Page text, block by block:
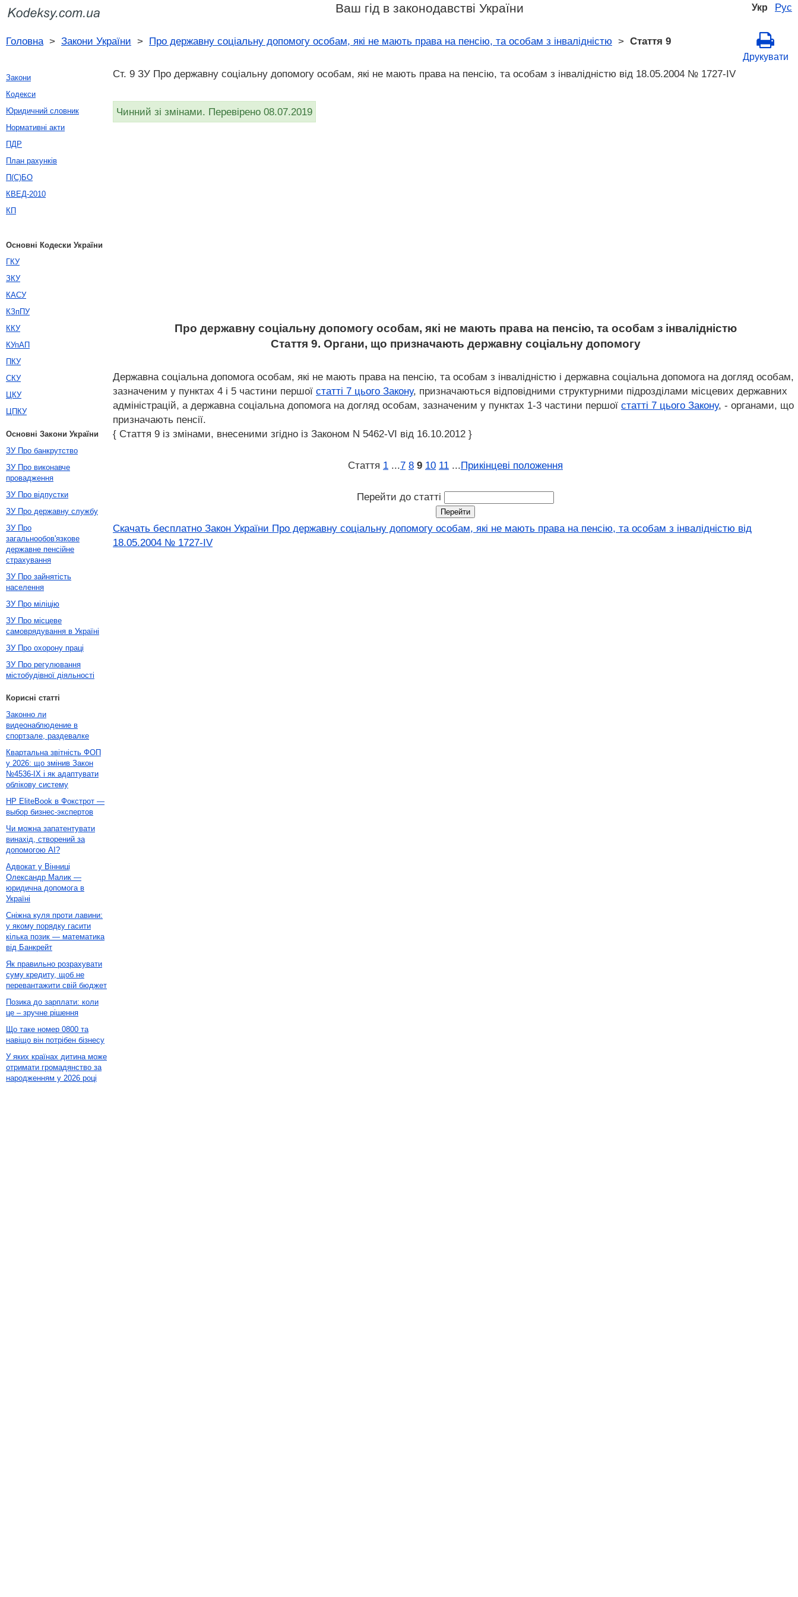
Укр Рус
Ваш гід в законодавстві України
Головна> Закони України > Про державну соціальну допомогу особам, які не мають права на пенсію, та особам з інвалідністю > Стаття 9
Друкувати
Ст. 9 ЗУ Про державну соціальну допомогу особам, які не мають права на пенсію, та особам з інвалідністю від 18.05.2004 № 1727-IV
Чинний зі змінами. Перевірено 08.07.2019
Про державну соціальну допомогу особам, які не мають права на пенсію, та особам з інвалідністю
Стаття 9. Органи, що призначають державну соціальну допомогу
Державна соціальна допомога особам, які не мають права на пенсію, та особам з інвалідністю і державна соціальна допомога на догляд особам,
зазначеним у пунктах 4 і 5 частини першої статті 7 цього Закону, призначаються відповідними структурними підрозділами місцевих державних
адміністрацій, а державна соціальна допомога на догляд особам, зазначеним у пунктах 1-3 частини першої статті 7 цього Закону, - органами, що
призначають пенсії.
{ Стаття 9 із змінами, внесеними згідно із Законом N 5462-VI від 16.10.2012 }
Стаття 1 ...7 8 9 10 11 ...Прикінцеві положення
Перейти до статті
Скачать бесплатно Закон України Про державну соціальну допомогу особам, які не мають права на пенсію, та особам з інвалідністю від
18.05.2004 № 1727-IV
Закони
Кодекси
Юридичний словник
Нормативні акти
ПДР
План рахунків
П(С)БО
КВЕД-2010
КП
Основні Кодески України
ГКУ
ЗКУ
КАСУ
КЗпПУ
ККУ
КУпАП
ПКУ
СКУ
ЦКУ
ЦПКУ
Основні Закони України
ЗУ Про банкрутство
ЗУ Про виконавче
провадження
ЗУ Про відпустки
ЗУ Про державну службу
ЗУ Про
загальнообов'язкове
державне пенсійне
страхування
ЗУ Про зайнятість
населення
ЗУ Про міліцію
ЗУ Про місцеве
самоврядування в Україні
ЗУ Про охорону праці
ЗУ Про регулювання
містобудівної діяльності
Корисні статті
Законно ли
видеонаблюдение в
спортзале, раздевалке
Квартальна звітність ФОП
у 2026: що змінив Закон
№4536-IX і як адаптувати
облікову систему
HP EliteBook в Фокстрот —
выбор бизнес-экспертов
Чи можна запатентувати
винахід, створений за
допомогою AI?
Адвокат у Вінниці
Олександр Малик —
юридична допомога в
Україні
Сніжна куля проти лавини:
у якому порядку гасити
кілька позик — математика
від Банкрейт
Як правильно розрахувати
суму кредиту, щоб не
перевантажити свій бюджет
Позика до зарплати: коли
це – зручне рішення
Що таке номер 0800 та
навіщо він потрібен бізнесу
У яких країнах дитина може
отримати громадянство за
народженням у 2026 році